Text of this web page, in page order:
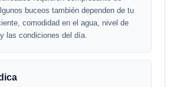
buceos también dependen de tu
comodidad en el agua, nivel de
las condiciones del día.